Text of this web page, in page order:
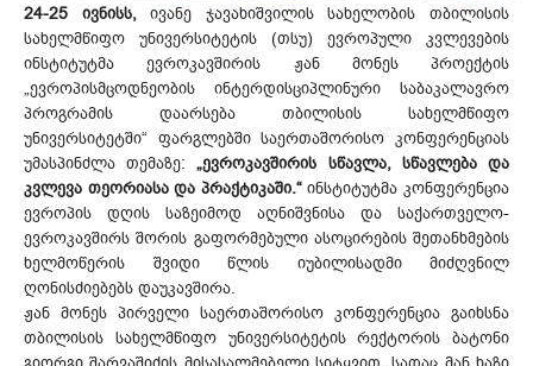
24-25 ივნისს,ივანე ჯავახიშვილის სახელობის თბილისის
სახელმწიფო უნივერსიტეტის (თსუ) ევროპული კვლევების
ინსტიტუტმა ევროკავშირის ჟან მონეს პროექტის
„ევროპისმცოდნეობის ინტერდისციპლინური საბაკალავრო
პროგრამის დაარსება თბილისის სახელმწიფო
უნივერსიტეტში“ ფარგლებში საერთაშორისო კონფერენციას
უმასპინძლა თემაზე:„ევროკავშირის სწავლა, სწავლება და
კვლევა თეორიასა და პრაქტიკაში.“ინსტიტუტმა კონფერენცია
ევროპის დღის საზეიმოდ აღნიშვნისა და საქართველო-
ევროკავშირს შორის გაფორმებული ასოცირების შეთანხმების
ხელმოწერის შვიდი წლის იუბილისადმი მიძღვნილ
ღონისძიებებს დაუკავშირა.
ჟან მონეს პირველი საერთაშორისო კონფერენცია გაიხსნა
თბილისის სახელმწიფო უნივერსიტეტის რექტორის ბატონი